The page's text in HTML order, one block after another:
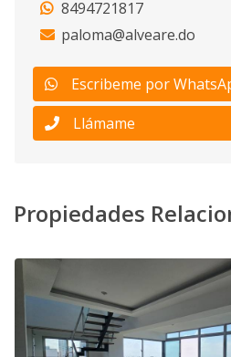
8494721817
paloma@alveare.do
Escribeme por
Llámame
Propiedades